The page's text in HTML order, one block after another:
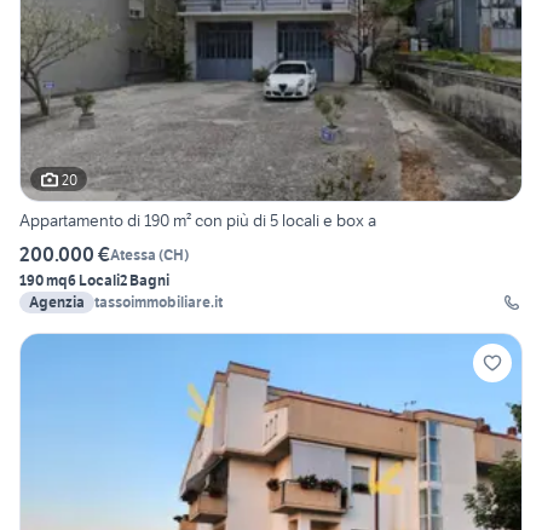
20
Appartamento di 190 m² con più di 5 locali e box a
200.000 €Atessa (CH)
190 mq6 Locali2 Bagni
Agenzia tassoimmobiliare.it